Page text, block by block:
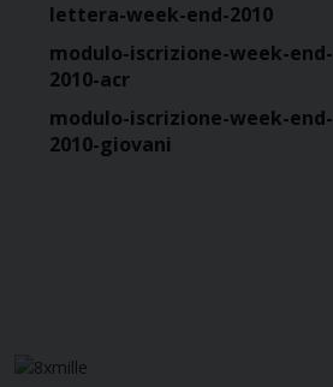
lettera-week-end-2010
modulo-iscrizione-week-end-
2010-acr
modulo-iscrizione-week-end-
2010-giovani